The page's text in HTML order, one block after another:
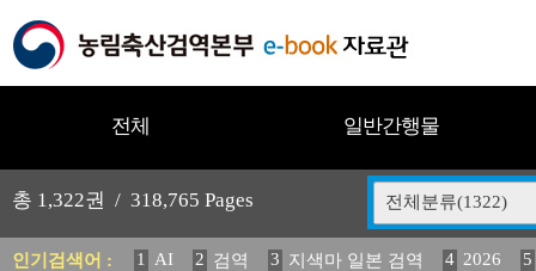
전체 일반간행물
총 1,322권 / 318,765 Pages 전체분류(1322)
인기검색어 : 1 AI 2 검역 3 지색마 일본 검역 4 2026 5